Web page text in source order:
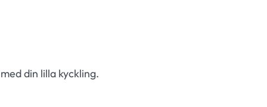
din lilla kyckling.